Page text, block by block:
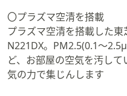
〇プラズマ空清を搭載
プラズマ空清を搭載した
N221DX。PM2.5(0.1〜
ど、お部屋の空気を汚し
気の力で集じんします